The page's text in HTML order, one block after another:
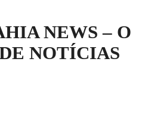
NEWS – O
NOTÍCIAS